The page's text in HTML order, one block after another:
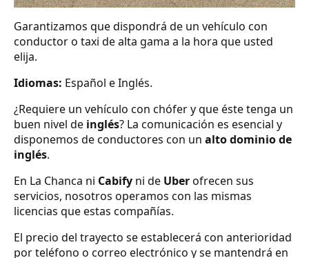
Garantizamos que dispondrá de un vehículo con
conductor o taxi de alta gama a la hora que usted
elija.
Idiomas: Español e Inglés.
¿Requiere un vehículo con chófer y que éste tenga un
buen nivel de inglés? La comunicación es esencial y
disponemos de conductores con un alto dominio de
inglés.
En La Chanca ni Cabify ni de Uberofrecen sus
servicios, nosotros operamos con las mismas
licencias que estas compañías.
El precio del trayecto se establecerá con anterioridad
por teléfono o correo electrónico y se mantendrá en